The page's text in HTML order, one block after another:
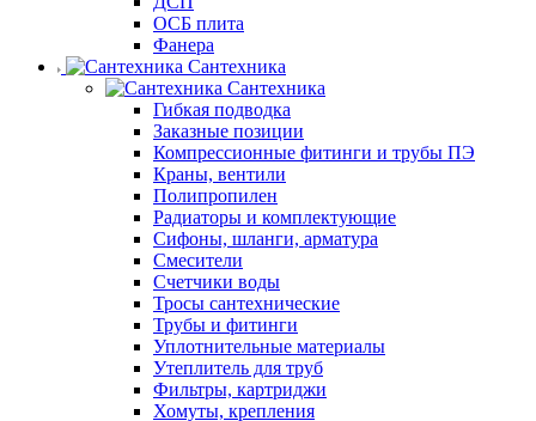
ОСБ плита
Фанера
Сантехника
Сантехника
Гибкая подводка
Заказные позиции
Компрессионные фитинги и трубы ПЭ
Краны, вентили
Полипропилен
Радиаторы и комплектующие
Сифоны, шланги, арматура
Смесители
Счетчики воды
Тросы сантехнические
Трубы и фитинги
Уплотнительные материалы
Утеплитель для труб
Фильтры, картриджи
Хомуты, крепления